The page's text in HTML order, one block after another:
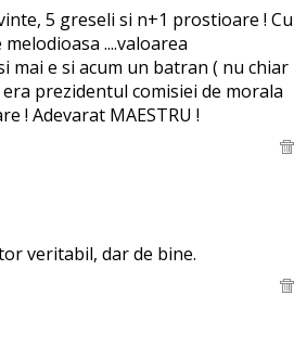
5 greseli si n+1 prostioare ! Cu
....valoarea
mai e si acum un batran ( nu chiar
prezidentul comisiei de morala
! Adevarat MAESTRU !
veritabil, dar de bine.